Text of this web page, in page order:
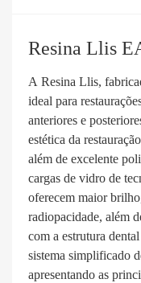
Resina Llis
A Resina Llis,
ideal para
anteriores e
estética da
além de excelente
cargas de vidro de
oferecem maior
radiopacidade, além
com a estrutura
sistema simplificado
apresentando as